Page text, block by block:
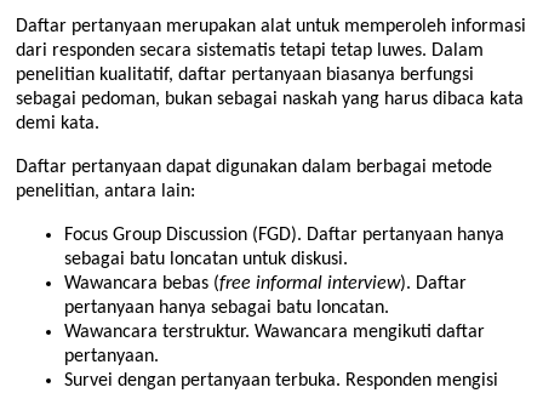
Daftar pertanyaan merupakan alat untuk memperoleh informasi
dari responden secara sistematis tetapi tetap luwes. Dalam
penelitian kualitatif, daftar pertanyaan biasanya berfungsi
sebagai pedoman, bukan sebagai naskah yang harus dibaca kata
demi kata.
Daftar pertanyaan dapat digunakan dalam berbagai metode
penelitian, antara lain:
Focus Group Discussion (FGD). Daftar pertanyaan hanya
sebagai batu loncatan untuk diskusi.
Wawancara bebas (free informal interview). Daftar
pertanyaan hanya sebagai batu loncatan.
Wawancara terstruktur. Wawancara mengikuti daftar
pertanyaan.
Survei dengan pertanyaan terbuka. Responden mengisi